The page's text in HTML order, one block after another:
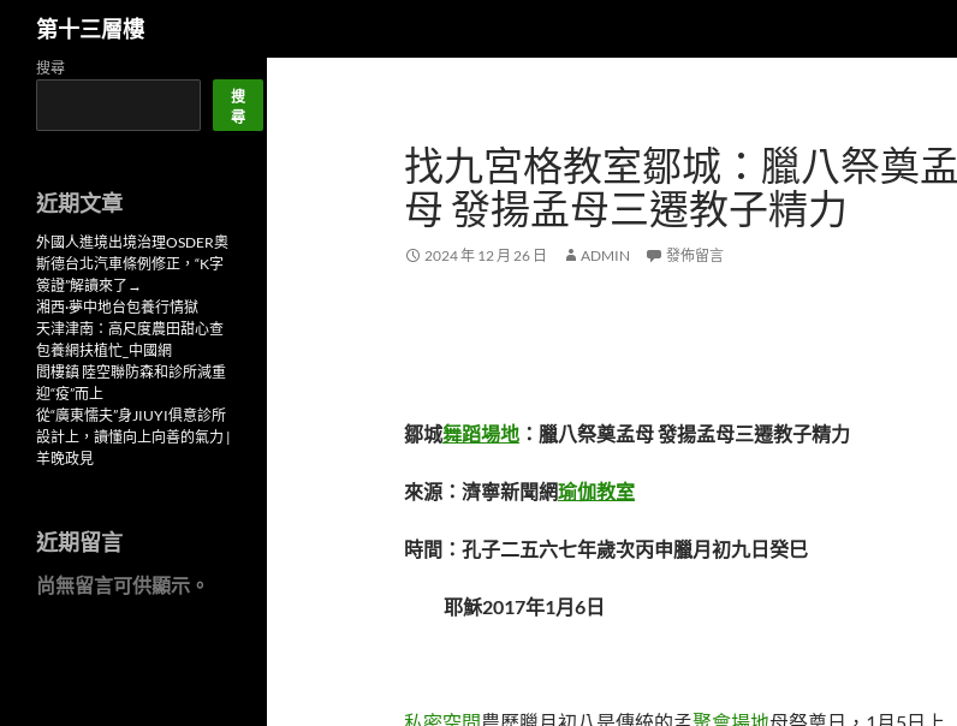
第十三層樓
找九宮格教室鄒城：臘八祭奠孟
母 發揚孟母三遷教子精力
2024 年 12 月 26 日 ADMIN 發佈留言
鄒城舞蹈場地 ：臘八祭奠孟母 發揚孟母三遷教子精力
來源：濟寧新聞網瑜伽教室
時間：孔子二五六七年歲次丙申臘月初九日癸巳
耶穌2017年1月6日
搜尋
搜
尋
近期文章
外國人進境出境治理OSDER奧
斯德台北汽車條例修正，“K字
簽證”解讀來了→
湘西·夢中地台包養行情獄
天津津南：高尺度農田甜心查
包養網扶植忙_中國網
閻樓鎮 陸空聯防森和診所減重
迎“疫”而上
從“廣東懦夫”身JIUYI俱意診所
設計上，讀懂向上向善的氣力 |
羊晚政見
近期留言
尚無留言可供顯示。